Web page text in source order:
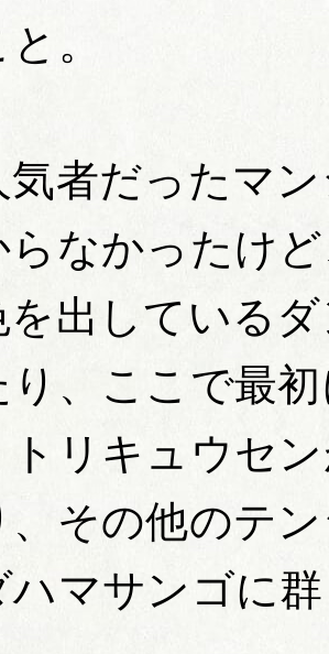
。
気者だったマ
らなかったけ
を出している
り、ここで最
トリキュウセ
、その他のテ
ハマサンゴに